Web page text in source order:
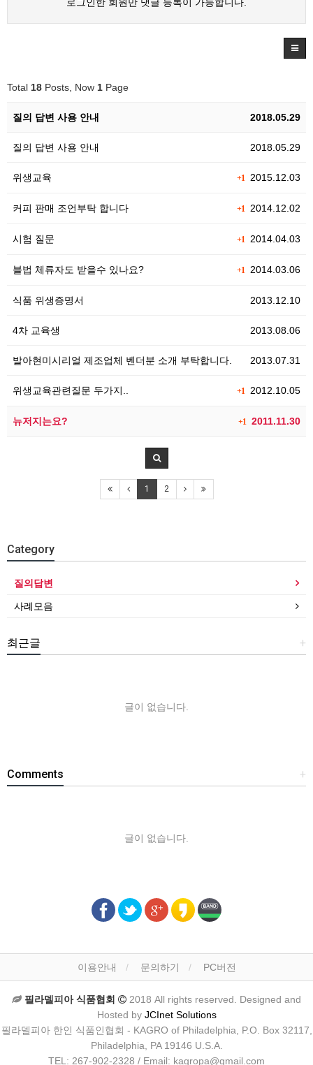
Total 18 Posts, Now 1 Page
2018.05.29
질의 답변 사용 안내
2018.05.29
질의 답변 사용 안내
+1 2015.12.03
위생교육
+1 2014.12.02
커피 판매 조언부탁 합니다
+1 2014.04.03
시험 질문
+1 2014.03.06
블법 체류자도 받을수 있나요?
2013.12.10
식품 위생증명서
2013.08.06
4차 교육생
2013.07.31
발아현미시리얼 제조업체 벤더분 소개 부탁합니다.
+1 2012.10.05
위생교육관련질문 두가지..
+1 2011.11.30
뉴저지는요?
1 2
Category
질의답변
사례모음
+
최근글
글이 없습니다.
+
Comments
글이 없습니다.
이용안내 문의하기 PC버전
필라델피아 식품협회
2018 All rights reserved. Designed and
Hosted by JCInet Solutions
필라델피아 한인 식품인협회 - KAGRO of Philadelphia, P.O. Box 32117,
Philadelphia, PA 19146 U.S.A.
TEL: 267-902-2328 / Email: kagropa@gmail.com